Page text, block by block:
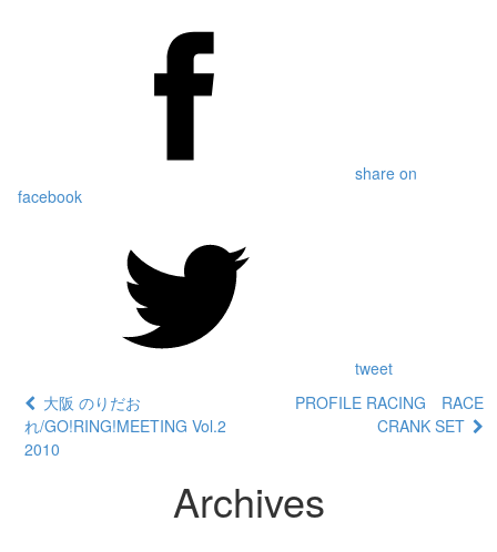
share on
facebook
tweet
大阪 のりだお
れ/GO!RING!MEETING Vol.2
2010
PROFILE RACING RACE
CRANK SET
Archives